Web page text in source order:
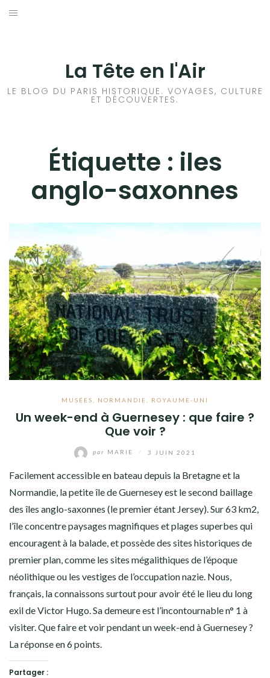
Aller
La Tête en l'Air
LE BLOG DU PARIS HISTORIQUE. VOYAGES, CULTURE
ET DÉCOUVERTES.
Étiquette : iles
anglo-saxonnes
MUSÉES NORMANDIE ROYAUME-UNI
Un week-end à Guernesey : que faire ?
Que voir ?
par MARIE 3 JUIN 2021
Facilement accessible en bateau depuis la Bretagne et la
Normandie, la petite île de Guernesey est le second baillage
des îles anglo-saxonnes (le premier étant Jersey). Sur 63 km2,
l’île concentre paysages magnifiques et plages superbes qui
encouragent à la balade, et possède des sites historiques de
premier plan, comme les sites mégalithiques de l’époque
néolithique ou les vestiges de l’occupation nazie. Nous,
français, la connaissons surtout pour avoir été le lieu du long
exil de Victor Hugo. Sa demeure est l’incontournable n° 1 à
visiter. Que faire et voir pendant un week-end à Guernesey ?
La réponse en 6 points.
Partager :
HISTOIRES EN ILE DE FRANCE
VOYAGES À L’ÉTRANGER